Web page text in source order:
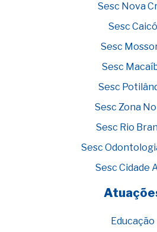
Sesc Nova
Sesc Caicó
Sesc
Sesc
Sesc
Sesc Zona
Sesc Rio
Sesc
Sesc Cidade
Educação